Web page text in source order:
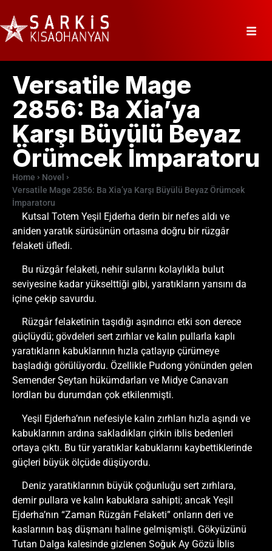
Versatile Mage
2856: Ba Xia’ya
Karşı Büyülü Beyaz
Örümcek İmparatoru
Home
Novel
Versatile Mage 2856: Ba Xia’ya Karşı Büyülü Beyaz Örümcek
İmparatoru
Kutsal Totem Yeşil Ejderha derin bir nefes aldı ve
aniden yaratık sürüsünün ortasına doğru bir rüzgâr
felaketi üfledi.
Bu rüzgâr felaketi, nehir sularını kolaylıkla bulut
seviyesine kadar yükselttiği gibi, yaratıkların yarısını da
içine çekip savurdu.
Rüzgâr felaketinin taşıdığı aşındırıcı etki son derece
güçlüydü; gövdeleri sert zırhlar ve kalın pullarla kaplı
yaratıkların kabuklarının hızla çatlayıp çürümeye
başladığı görülüyordu. Özellikle Pudong yönünden gelen
Semender Şeytan hükümdarları ve Midye Canavarı
lordları bu durumdan çok etkilenmişti.
Yeşil Ejderha’nın nefesiyle kalın zırhları hızla aşındı ve
kabuklarının ardına sakladıkları çirkin iblis bedenleri
ortaya çıktı. Bu tür yaratıklar kabuklarını kaybettiklerinde
güçleri büyük ölçüde düşüyordu.
Deniz yaratıklarının büyük çoğunluğu sert zırhlara,
demir pullara ve kalın kabuklara sahipti; ancak Yeşil
Ejderha’nın “Zaman Rüzgârı Felaketi” onların deri ve
kaslarının baş düşmanı haline gelmişmişti. Gökyüzünü
Tutan Dalga kalesinde gizlenen Soğuk Ay Gözü İblis